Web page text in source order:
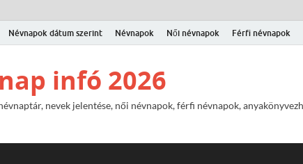
Névnapok dátum szerint Névnapok Női névnapok Férfi névnapok
infó 2026
nevek jelentése, női névnapok, férfi névnapok,